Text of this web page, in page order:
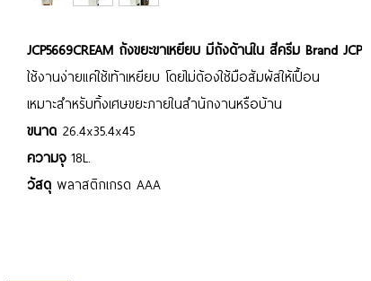
JCP5669CREAM ถังขยะขาเหยียบ มีถังด้านใน สีครีม Brand JCP
ใช้งานง่ายแค่ใช้เท้าเหยียบ โดยไม่ต้องใช้มือสัมผัสให้เปื้อน
เหมาะสำหรับทิ้งเศษขยะภายในสำนักงานหรือบ้าน
ขนาด 26.4x35.4x45
ความจุ 18L.
วัสดุ พลาสติกเกรด AAA